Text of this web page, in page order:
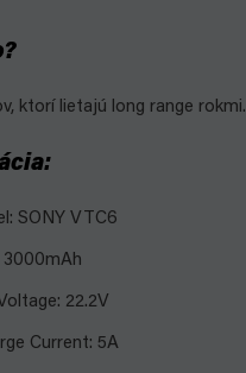
ktorí lietajú long range rokmi.
SONY VTC6
3000mAh
22.2V
Current: 5A